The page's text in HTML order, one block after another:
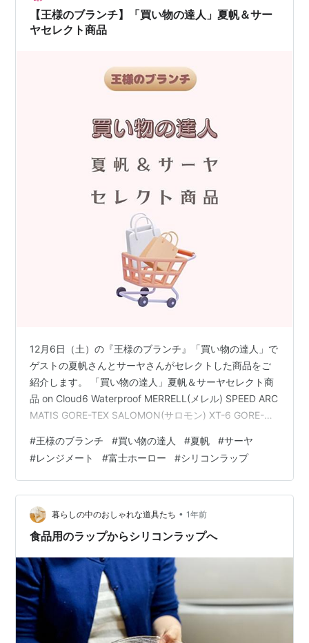
の時などに 適しています。 それを上手に使い分けるのが
いいそうで…
【王様のブランチ】「買い物の達人」夏帆＆サー
ヤセレクト商品
12月6日（土）の『王様のブランチ』「買い物の達人」で
ゲストの夏帆さんとサーヤさんがセレクトした商品をご
紹介します。 「買い物の達人」夏帆＆サーヤセレクト商
品 on Cloud6 Waterproof MERRELL(メレル) SPEED ARC
MATIS GORE-TEX SALOMON(サロモン) XT-6 GORE-
Suhada スティック美顔器 mous. ELEBRU 富士ホーロー
せいろ付きホーロー鍋 レンジメートマグポット 柳宗理
マグマプレートフライパン 22cm シリコンラップ 丸型 ベ
ジカップ レタス 角 ロング…
#王様のブランチ #買い物の達人 #夏帆 #サーヤ
#レンジメート #富士ホーロー #シリコンラップ
暮らしの中のおしゃれな道具たち • 1年前
食品用のラップからシリコンラップへ